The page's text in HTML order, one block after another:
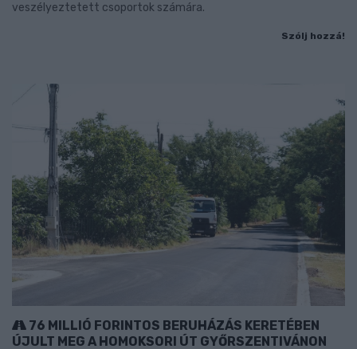
veszélyeztetett csoportok számára.
Szólj hozzá!
76 MILLIÓ FORINTOS BERUHÁZÁS KERETÉBEN
ÚJULT MEG A HOMOKSORI ÚT GYŐRSZENTIVÁNON